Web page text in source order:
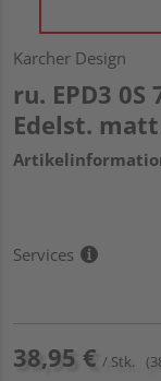
Karcher Design
ru. EPD3
Edelst.
Services
38,95 € / Stk.